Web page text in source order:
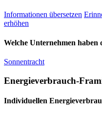
Informationen übersetzen
erhöhen
Welche Unternehmen haben
Sonnentracht
Energieverbrauch-
Individuellen